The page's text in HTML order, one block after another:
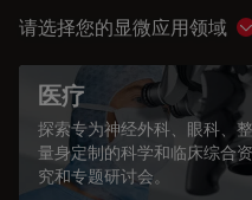
请选择您的显微应用领域
医疗
探索专为神经外科、眼科、
量身定制的科学和临床综合
究和专题研讨会。